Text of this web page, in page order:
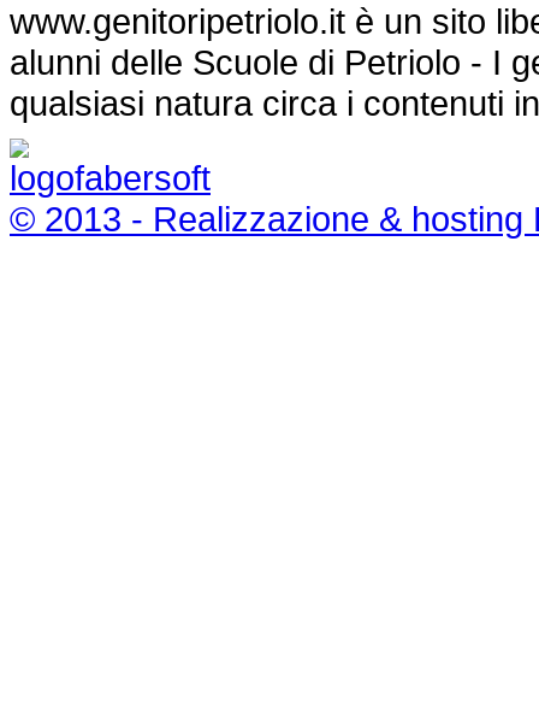
www.genitoripetriolo.it è un sito
alunni delle Scuole di Petriolo - I
qualsiasi natura circa i contenuti
© 2013 - Realizzazione & hosting